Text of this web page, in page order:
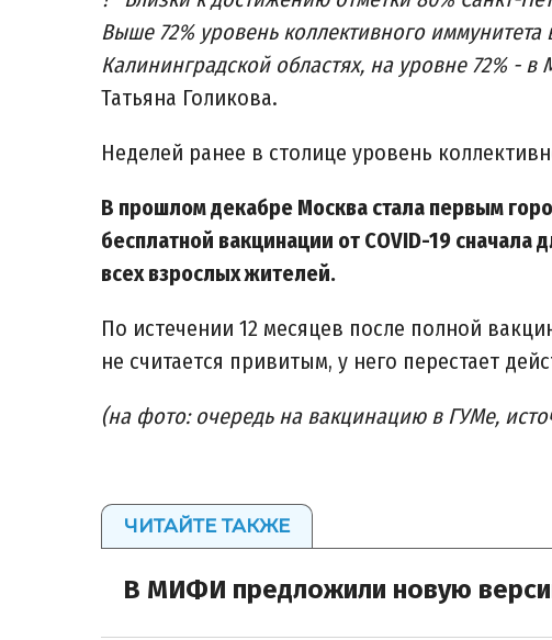
Выше 72% уровень коллективного
Калининградской областях, на уровне 72% - в
Татьяна Голикова.
Неделей ранее в столице уровень
В прошлом декабре Москва стала первым
бесплатной вакцинации от COVID-19 сначала
всех взрослых жителей.
По истечении 12 месяцев после полной
не считается привитым, у него перестает
(на фото: очередь на вакцинацию в ГУМе,
ЧИТАЙТЕ ТАКЖЕ
В МИФИ предложили новую